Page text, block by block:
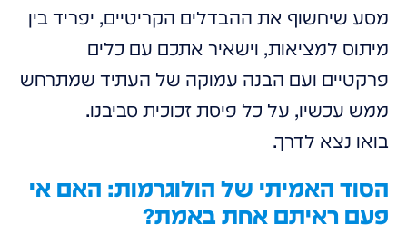
מסע שיחשוף את ההבדלים הקריטיים, יפריד בין
מיתוס למציאות, וישאיר אתכם עם כלים
פרקטיים ועם הבנה עמוקה של העתיד שמתרחש
ממש עכשיו, על כל פיסת זכוכית סביבנו.
בואו נצא לדרך.
הסוד האמיתי של הולוגרמות: האם אי
פעם ראיתם אחת באמת?